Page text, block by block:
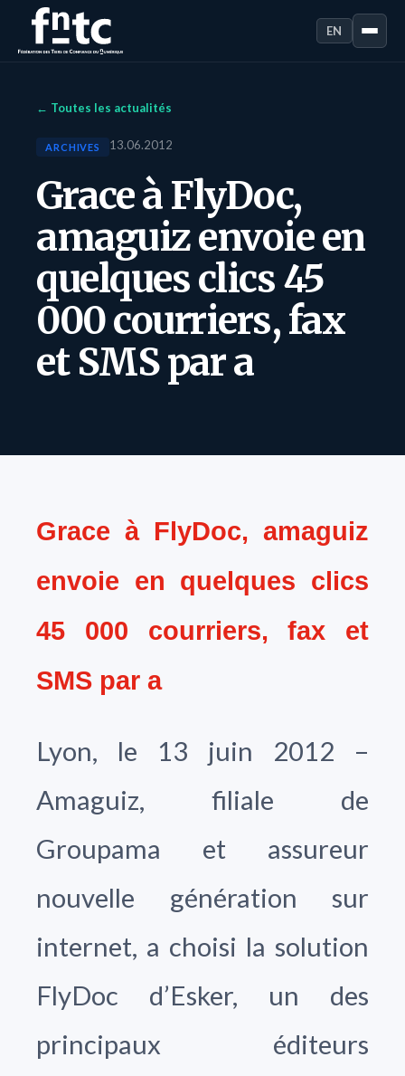
EN
← Toutes les actualités
ARCHIVES 13.06.2012
Grace à FlyDoc,
amaguiz envoie en
quelques clics 45
000 courriers, fax
et SMS par a
Grace à FlyDoc, amaguiz
envoie en quelques clics
45 000 courriers, fax et
SMS par a
Lyon, le 13 juin 2012 –
Amaguiz, filiale de
Groupama et assureur
nouvelle génération sur
internet, a choisi la solution
FlyDoc d’Esker, un des
principaux éditeurs